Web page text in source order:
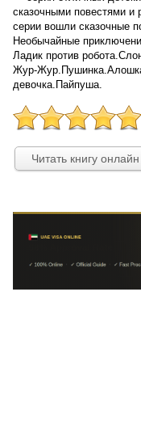
сказочными повестями и
серии вошли сказочные
Необычайные
Ладик против
Жур-
девочка.Пайпуша.
Читать книгу